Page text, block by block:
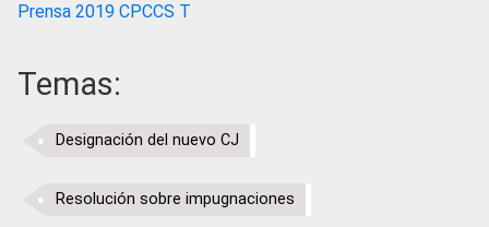
Prensa 2019 CPCCS T
Temas:
Designación del nuevo CJ
Resolución sobre impugnaciones